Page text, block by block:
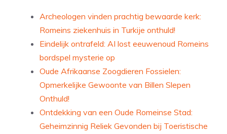
Archeologen vinden prachtig bewaarde kerk:
Romeins ziekenhuis in Turkije onthuld!
Eindelijk ontrafeld: AI lost eeuwenoud Romeins
bordspel mysterie op
Oude Afrikaanse Zoogdieren Fossielen:
Opmerkelijke Gewoonte van Billen Slepen
Onthuld!
Ontdekking van een Oude Romeinse Stad:
Geheimzinnig Reliek Gevonden bij Toeristische